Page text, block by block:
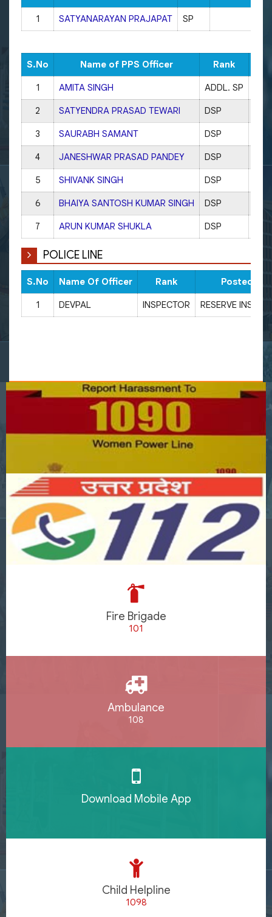
1 SATYANARAYAN PRAJAPAT SP
S.No Name of PPS Officer Rank
1 AMITA SINGH ADDL. SP
2 SATYENDRA PRASAD TEWARI DSP
3 SAURABH SAMANT DSP
4 JANESHWAR PRASAD PANDEY DSP
5 SHIVANK SINGH DSP
6 BHAIYA SANTOSH KUMAR SINGH DSP
7 ARUN KUMAR SHUKLA DSP
POLICE LINE
S.No Name Of Officer Rank Posted as
1 DEVPAL INSPECTOR RESERVE
Fire Brigade
101
Ambulance
108
Download Mobile App
Child Helpline
1098